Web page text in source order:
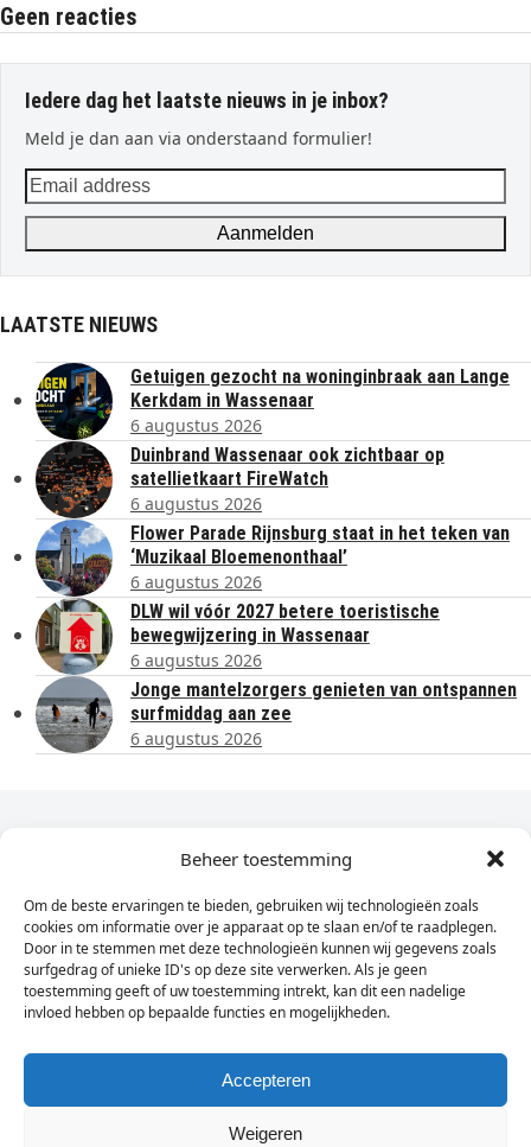
Beheer toestemming
Om de beste ervaringen te bieden, gebruiken wij technologieën zoals
cookies om informatie over je apparaat op te slaan en/of te raadplegen.
Door in te stemmen met deze technologieën kunnen wij gegevens zoals
surfgedrag of unieke ID's op deze site verwerken. Als je geen
toestemming geeft of uw toestemming intrekt, kan dit een nadelige
invloed hebben op bepaalde functies en mogelijkheden.
Accepteren
Weigeren
Geen reacties
Iedere dag het laatste nieuws in je inbox?
Meld je dan aan via onderstaand formulier!
Email
address
Aanmelden
LAATSTE NIEUWS
Getuigen gezocht na woninginbraak aan Lange
Kerkdam in Wassenaar
6 augustus 2026
Duinbrand Wassenaar ook zichtbaar op
satellietkaart FireWatch
6 augustus 2026
Flower Parade Rijnsburg staat in het teken van
‘Muzikaal Bloemenonthaal’
6 augustus 2026
DLW wil vóór 2027 betere toeristische
bewegwijzering in Wassenaar
6 augustus 2026
Jonge mantelzorgers genieten van ontspannen
surfmiddag aan zee
6 augustus 2026
Dagelijks het laatste nieuws in je e-mail?
Vul
hier
je
e-
mailadres
in
Sign Up